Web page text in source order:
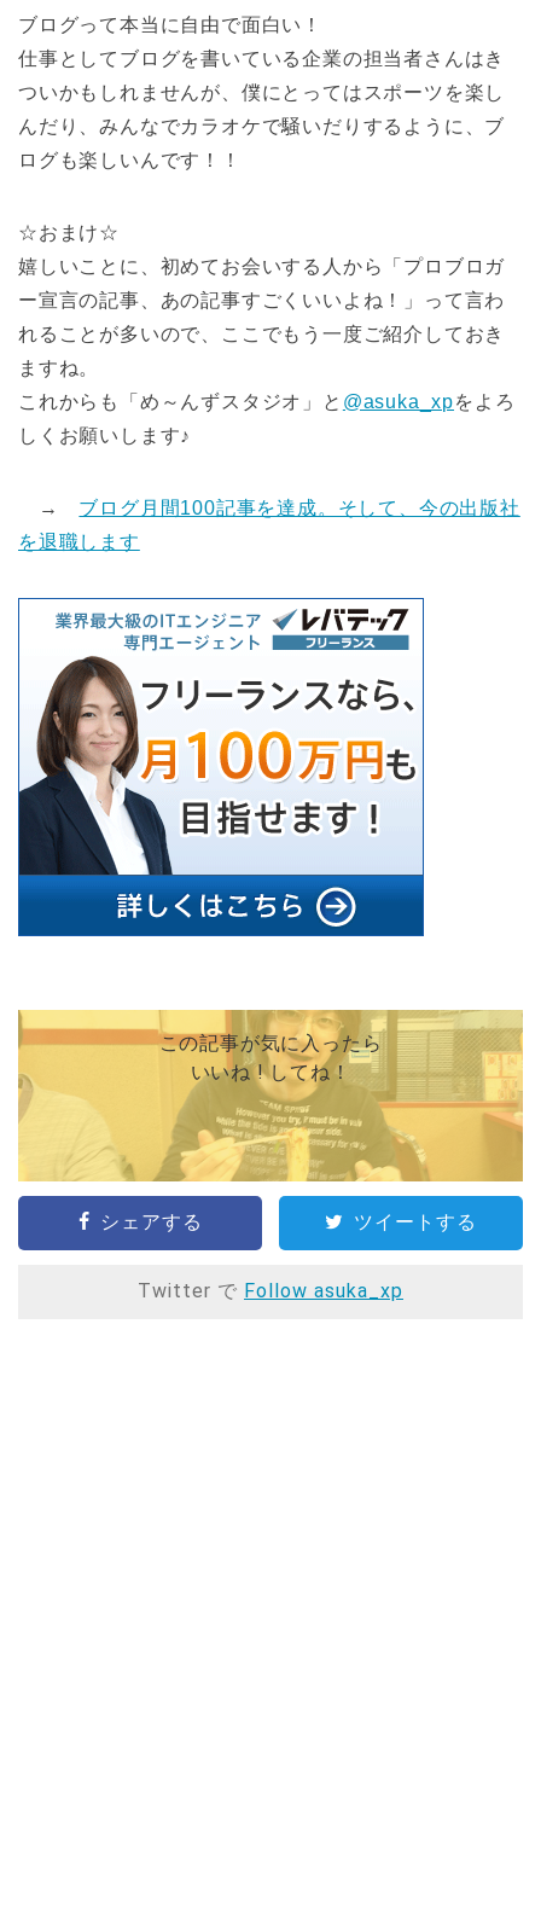
ブログって本当に自由で面白い！
仕事としてブログを書いている企業の担当者さんはき
ついかもしれませんが、僕にとってはスポーツを楽し
んだり、みんなでカラオケで騒いだりするように、ブ
ログも楽しいんです！！
☆おまけ☆
嬉しいことに、初めてお会いする人から「プロブロガ
ー宣言の記事、あの記事すごくいいよね！」って言わ
れることが多いので、ここでもう一度ご紹介しておき
ますね。
これからも「め～んずスタジオ」と @asuka_xpをよろ
しくお願いします♪
→ ブログ月間100記事を達成。そして、今の出版社
を退職します
この記事が気に入ったら
いいね ! してね！
シェアする ツイートする
Twitter で Follow asuka_xp